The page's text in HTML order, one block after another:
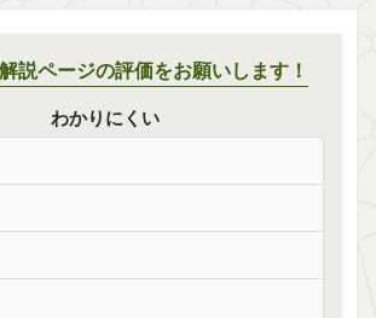
説ページの評価をお願いします！
わかりにくい